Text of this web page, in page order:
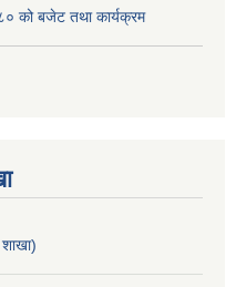
को बजेट तथा कार्यक्रम